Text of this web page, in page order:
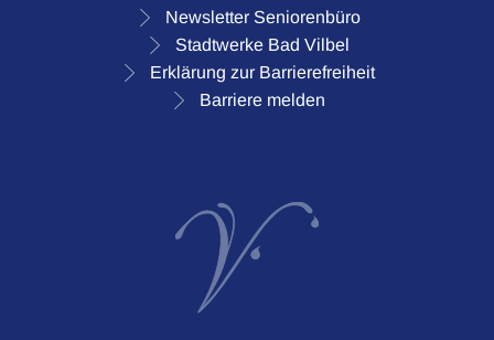
Newsletter Seniorenbüro
Stadtwerke Bad Vilbel
Erklärung zur Barrierefreiheit
Barriere melden